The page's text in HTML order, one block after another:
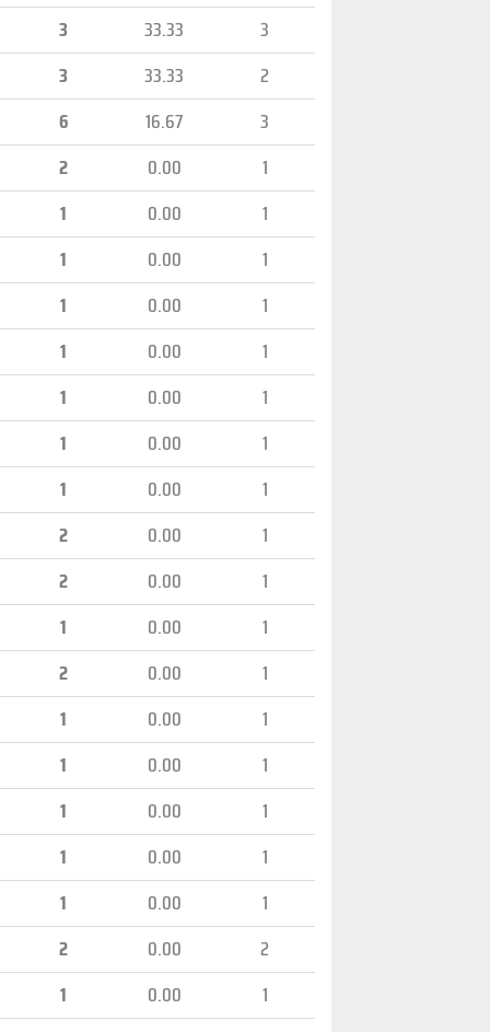
3 33.33
3
3 33.33
2
6 16.67
3
2 0.00
1
1 0.00
1
1 0.00
1
1 0.00
1
1 0.00
1
1 0.00
1
1 0.00
1
1 0.00
1
2 0.00
1
2 0.00
1
1 0.00
1
2 0.00
1
1 0.00
1
1 0.00
1
1 0.00
1
1 0.00
1
1 0.00
1
2 0.00
2
1 0.00
1